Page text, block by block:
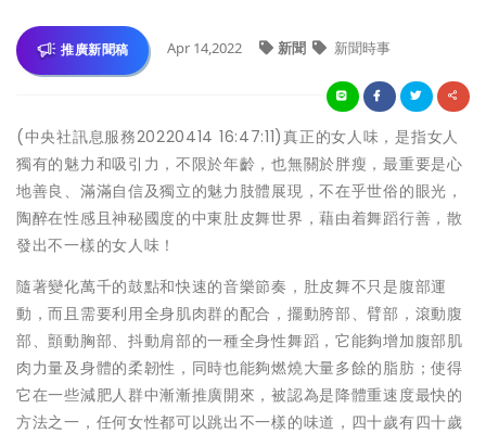
推廣新聞稿 Apr 14,2022 新聞 新聞時事
(中央社訊息服務20220414 16:47:11)真正的女人味，是指女人
獨有的魅力和吸引力，不限於年齡，也無關於胖瘦，最重要是心
地善良、滿滿自信及獨立的魅力肢體展現，不在乎世俗的眼光，
陶醉在性感且神秘國度的中東肚皮舞世界，藉由着舞蹈行善，散
發出不一樣的女人味！
隨著變化萬千的鼓點和快速的音樂節奏，肚皮舞不只是腹部運
動，而且需要利用全身肌肉群的配合，擺動胯部、臂部，滾動腹
部、顫動胸部、抖動肩部的一種全身性舞蹈，它能夠增加腹部肌
肉力量及身體的柔韌性，同時也能夠燃燒大量多餘的脂肪；使得
它在一些減肥人群中漸漸推廣開來，被認為是降體重速度最快的
方法之一，任何女性都可以跳出不一樣的味道，四十歲有四十歲